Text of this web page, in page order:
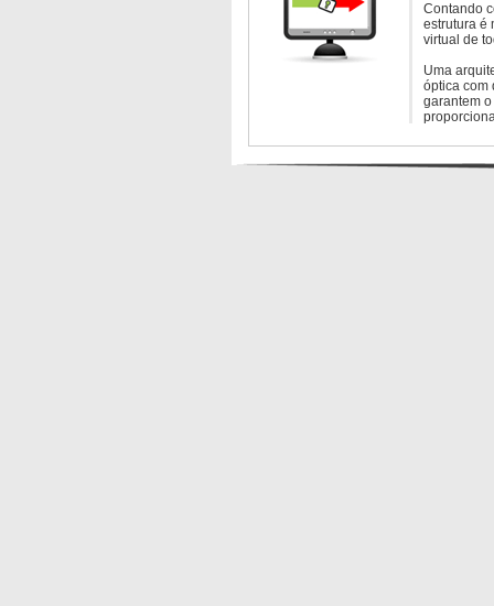
Contando
estrutura é
virtual de
Uma
óptica com
garantem